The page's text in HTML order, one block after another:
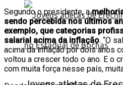
Segundo o presidente, a
sendo percebida nos últimos
exemplo, que categorias
salarial acima da inflação. “O
acima da inflação por dois anos
voltou a crescer todo o ano. E o
com muita força nesse país,